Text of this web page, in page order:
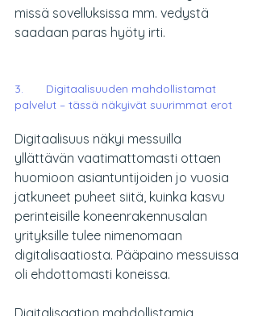
missä sovelluksissa mm. vedystä
saadaan paras hyöty irti.
3.       Digitaalisuuden mahdollistamat
palvelut – tässä näkyivät suurimmat erot
Digitaalisuus näkyi messuilla
yllättävän vaatimattomasti ottaen
huomioon asiantuntijoiden jo vuosia
jatkuneet puheet siitä, kuinka kasvu
perinteisille koneenrakennusalan
yrityksille tulee nimenomaan
digitalisaatiosta. Pääpaino messuissa
oli ehdottomasti koneissa.